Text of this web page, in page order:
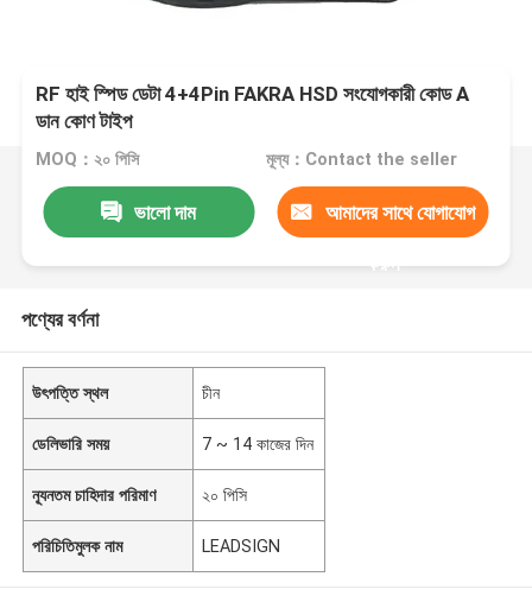
RF হাই স্পিড ডেটা 4+4Pin FAKRA HSD সংযোগকারী কোড A
ডান কোণ টাইপ
MOQ：২০ পিসি মূল্য：Contact the seller
ভালো দাম আমাদের সাথে যোগাযোগ
করুন
পণ্যের বর্ণনা
উৎপত্তি স্থল চীন
ডেলিভারি সময় 7 ~ 14 কাজের দিন
ন্যূনতম চাহিদার পরিমাণ ২০ পিসি
পরিচিতিমুলক নাম LEADSIGN